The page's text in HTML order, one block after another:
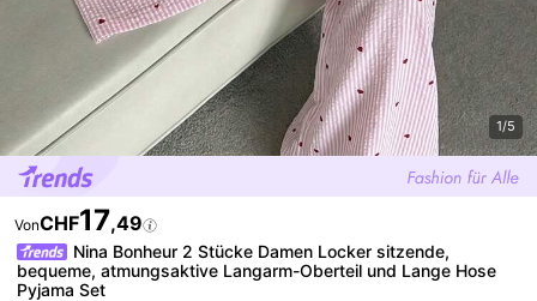
1/5
VonCHF17,49
Nina Bonheur 2 Stücke Damen Locker sitzende,
bequeme, atmungsaktive Langarm-Oberteil und Lange Hose
Pyjama Set